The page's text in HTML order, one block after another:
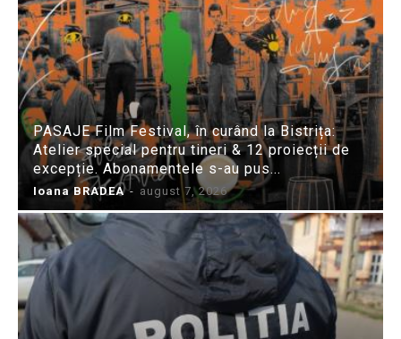
PASAJE Film Festival, în curând la Bistrița:
Atelier special pentru tineri & 12 proiecții de
excepție. Abonamentele s-au pus...
Ioana BRADEA - august 7, 2026